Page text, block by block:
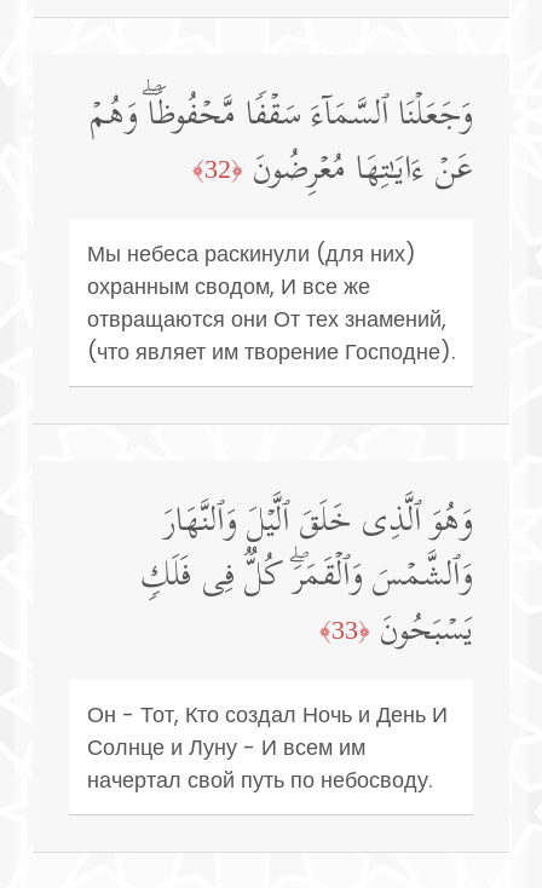
وَجَعَلۡنَا ٱلسَّمَاۤءَ سَقۡفࣰا مَّحۡفُوظࣰاۖ وَهُمۡ
عَنۡ ءَایَـٰتِهَا مُعۡرِضُونَ ﴿32﴾
Мы небеса раскинули (для них)
охранным сводом, И все же
отвращаются они От тех знамений,
(что являет им творение Господне).
وَهُوَ ٱلَّذِی خَلَقَ ٱلَّیۡلَ وَٱلنَّهَارَ
وَٱلشَّمۡسَ وَٱلۡقَمَرَۖ كُلࣱّ فِی فَلَكࣲ
یَسۡبَحُونَ ﴿33﴾
Он - Тот, Кто создал Ночь и День И
Солнце и Луну - И всем им
начертал свой путь по небосводу.